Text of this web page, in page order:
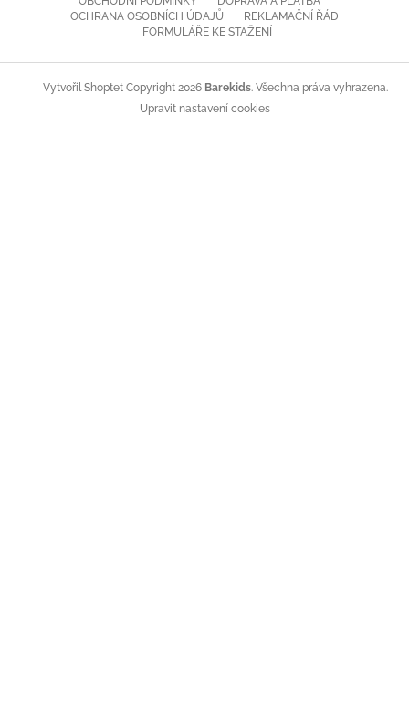
OCHRANA OSOBNÍCH ÚDAJŮ
REKLAMAČNÍ ŘÁD
FORMULÁŘE KE STAŽENÍ
Vytvořil Shoptet Copyright 2026 Barekids. Všechna práva vyhrazena.
Upravit nastavení cookies